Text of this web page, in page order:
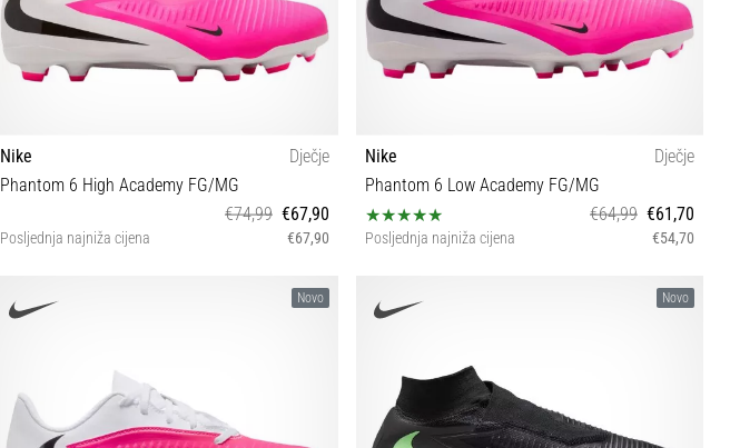
Nike
Dječje
Phantom 6 High Academy FG/MG
€74,99 €67,90
Posljednja najniža cijena €67,90
Nike
Dječje
Phantom 6 Low Academy FG/MG
€64,99 €61,70
Posljednja najniža cijena €54,70
Novo Novo